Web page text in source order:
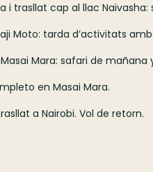
i trasllat cap al llac
Moto: tarda d’activitats
Mara: safari de mañana
en Masai Mara.
a Nairobi. Vol de retorn.